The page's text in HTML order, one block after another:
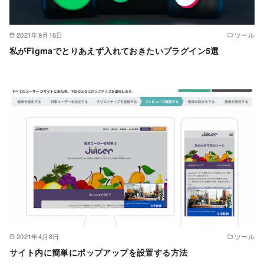
2021年9月16日 ツール
私がFigmaでとりあえず入れておきたいプラグイン5選
2021年4月8日 ツール
サイト内に簡単にポップアップを設置する方法